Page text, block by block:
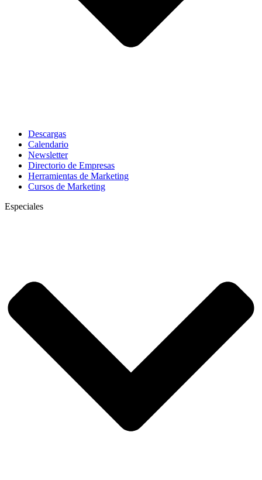
Descargas
Calendario
Newsletter
Directorio de Empresas
Herramientas de Marketing
Cursos de Marketing
Especiales